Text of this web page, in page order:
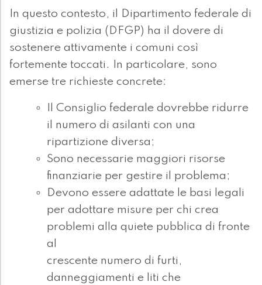
In questo contesto, il Dipartimento federale di
giustizia e polizia (DFGP) ha il dovere di
sostenere attivamente i comuni così
fortemente toccati. In particolare, sono
emerse tre richieste concrete:
Il Consiglio federale dovrebbe ridurre
il numero di asilanti con una
ripartizione diversa;
Sono necessarie maggiori risorse
finanziarie per gestire il problema;
Devono essere adattate le basi legali
per adottare misure per chi crea
problemi alla quiete pubblica di fronte
al
crescente numero di furti,
danneggiamenti e liti che